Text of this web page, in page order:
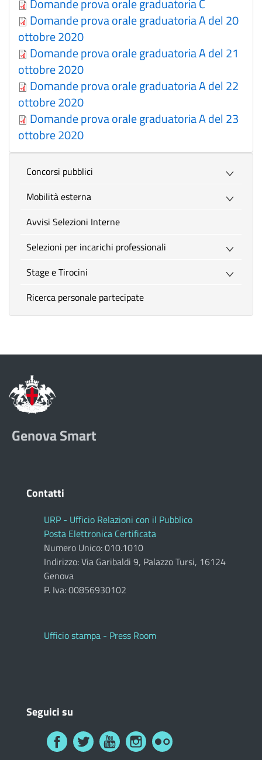
Domande prova orale graduatoria C
Domande prova orale graduatoria A del 20
ottobre 2020
Domande prova orale graduatoria A del 21
ottobre 2020
Domande prova orale graduatoria A del 22
ottobre 2020
Domande prova orale graduatoria A del 23
ottobre 2020
Concorsi pubblici
Mobilità esterna
Avvisi Selezioni Interne
Selezioni per incarichi professionali
Stage e Tirocini
Ricerca personale partecipate
Genova Smart
Contatti
URP - Ufficio Relazioni con il Pubblico
Posta Elettronica Certificata
Numero Unico: 010.1010
Indirizzo: Via Garibaldi 9, Palazzo Tursi, 16124
Genova
P. Iva: 00856930102
Ufficio stampa - Press Room
Seguici su